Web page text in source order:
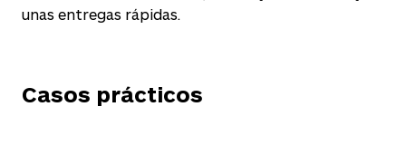
Casos prácticos
unas entregas rápidas.